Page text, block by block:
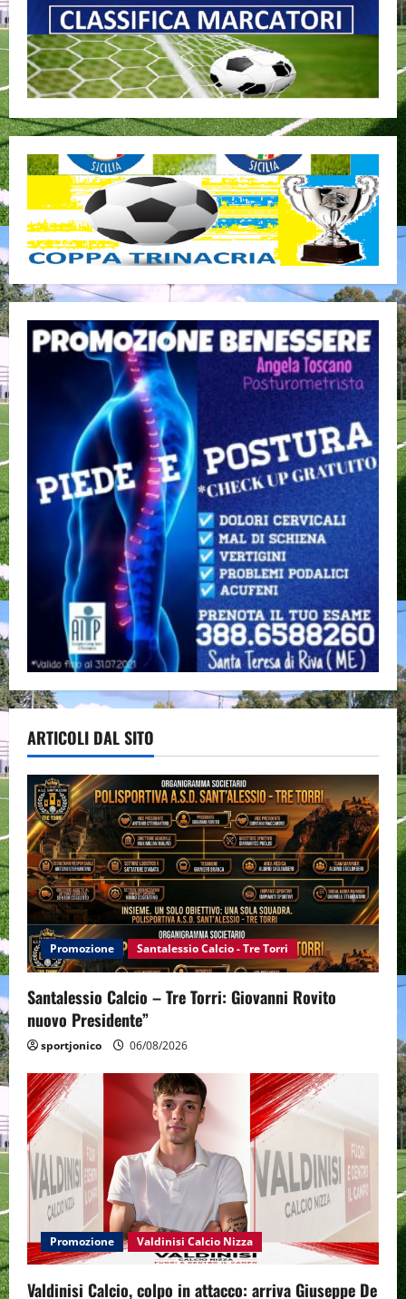
ARTICOLI DAL SITO
Promozione Santalessio Calcio - Tre Torri
Santalessio Calcio – Tre Torri: Giovanni Rovito
nuovo Presidente”
sportjonico 06/08/2026
Promozione Valdinisi Calcio Nizza
Valdinisi Calcio, colpo in attacco: arriva Giuseppe De